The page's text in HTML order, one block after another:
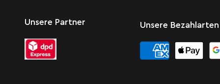
Unsere Partner Unsere Bezahlarten